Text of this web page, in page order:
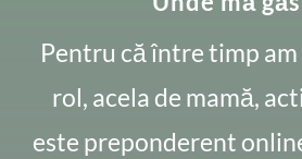
Pentru că între timp
rol, acela de mamă,
este preponderent